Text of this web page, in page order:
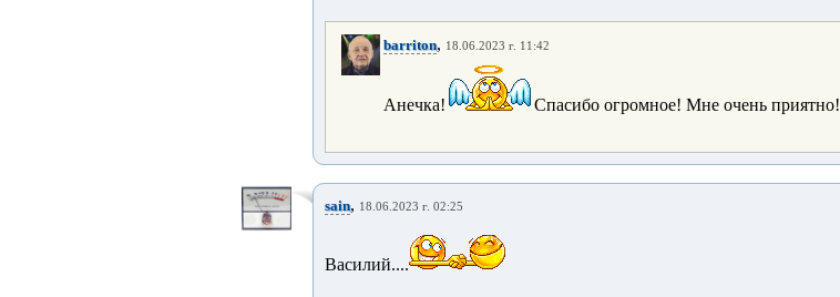
barriton, 18.06.2023 г. 11:42
Анечка! Спасибо огромное! Мне очень приятно!
sain, 18.06.2023 г. 02:25
Василий....